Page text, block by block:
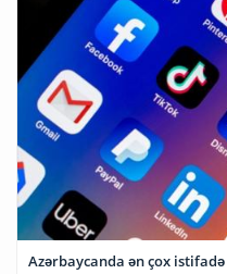
Azərbaycanda ən çox